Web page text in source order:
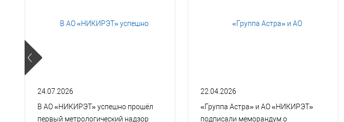
24.07.2026
В АО «НИКИРЭТ» успешно прошёл
первый метрологический надзор
22.04.2026
«Группа Астра» и АО «НИКИРЭТ»
подписали меморандум о